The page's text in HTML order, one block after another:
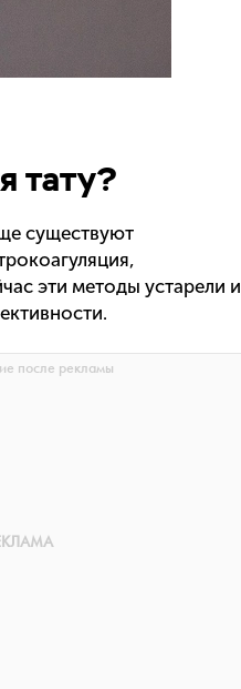
тату?
существуют
эти методы устарели и